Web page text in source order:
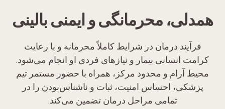
همدلی، محرمانگی و ایمنی بالینی
فرآیند درمان در شرایط کاملاً محرمانه و با رعایت
کرامت انسانی بیمار و نیازهای فردی او انجام می‌شود.
محیط آرام و محدود مرکز، همراه با حضور مستمر تیم
پزشکی، احساس امنیت، ثبات و ناشناس‌بودن را در
تمامی مراحل درمان تضمین می‌کند.